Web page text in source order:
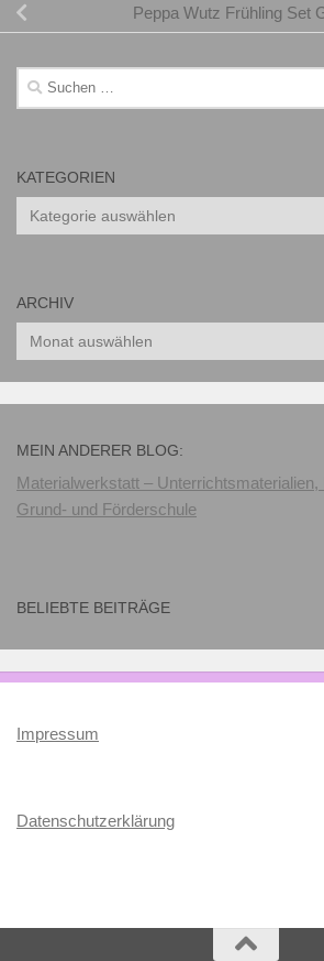
Peppa Wutz Frühling Set
Suchen
nach:
KATEGORIEN
Kategorien
ARCHIV
Archiv
MEIN ANDERER BLOG:
Materialwerkstatt – Unterrichtsmaterialien,
Grund- und Förderschule
BELIEBTE BEITRÄGE
Impressum
Datenschutzerklärung